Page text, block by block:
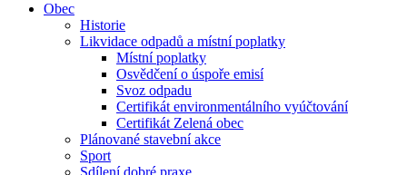
Obec
Historie
Likvidace odpadů a místní poplatky
Místní poplatky
Osvědčení o úspoře emisí
Svoz odpadu
Certifikát environmentálního vyúčtování
Certifikát Zelená obec
Plánované stavební akce
Sport
Sdílení dobré praxe